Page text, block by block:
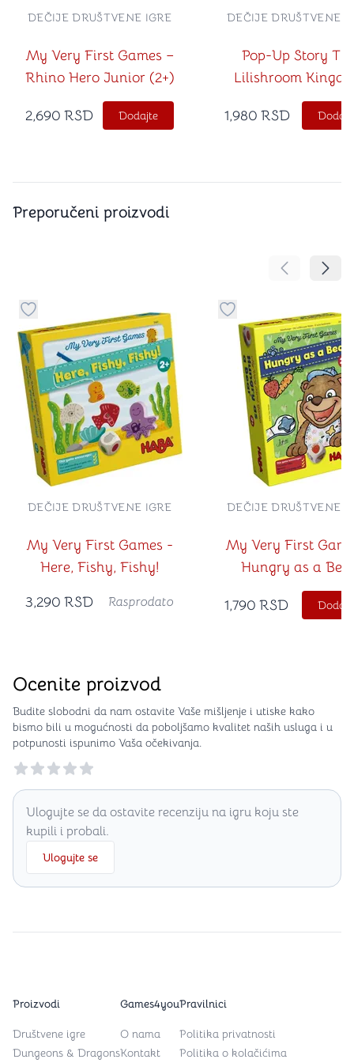
My Very First Games –
Rhino Hero Junior (2+)
DEČIJE DRUŠTVENE IGRE
2,690 RSD Dodajte
Pop-Up Story
Lilishroom
DEČIJE DRUŠTVENE
1,980 RSD
Preporučeni proizvodi
Pomeranje
Dugme za dodavanje stvari u kategoriju omiljeno
My Very First Games -
Here, Fishy, Fishy!
DEČIJE DRUŠTVENE IGRE
3,290 RSD Rasprodato
Dugme za dodavanje
My Very First
Hungry as a
DEČIJE DRUŠTVENE
1,790 RSD
Ocenite proizvod
Budite slobodni da nam ostavite Vaše mišljenje i utiske kako
bismo bili u mogućnosti da poboljšamo kvalitet naših usluga i u
potpunosti ispunimo Vaša očekivanja.
Reviews
Ulogujte se da ostavite recenziju na igru koju ste
kupili i probali.
Ulogujte se
Proizvodi
Društvene igre
Dungeons & Dragons
Games4you
O nama
Kontakt
Pravilnici
Politika privatnosti
Politika o kolačićima